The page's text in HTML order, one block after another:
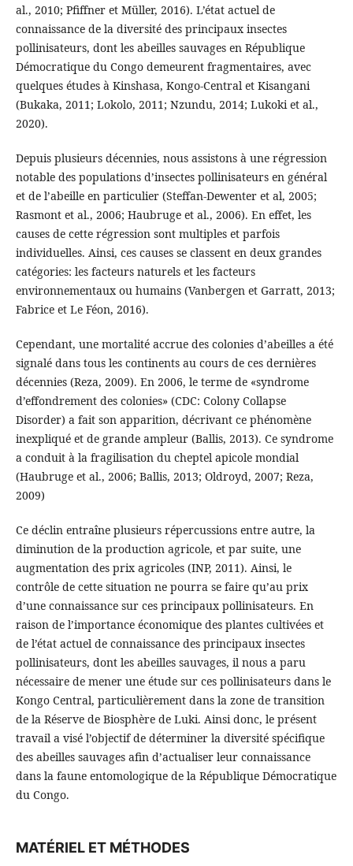
al., 2010; Pfiffner et Müller, 2016). L’état actuel de
connaissance de la diversité des principaux insectes
pollinisateurs, dont les abeilles sauvages en République
Démocratique du Congo demeurent fragmentaires, avec
quelques études à Kinshasa, Kongo-Central et Kisangani
(Bukaka, 2011; Lokolo, 2011; Nzundu, 2014; Lukoki et al.,
2020).
Depuis plusieurs décennies, nous assistons à une régression
notable des populations d’insectes pollinisateurs en général
et de l’abeille en particulier (Steffan-Dewenter et al, 2005;
Rasmont et al., 2006; Haubruge et al., 2006). En effet, les
causes de cette régression sont multiples et parfois
individuelles. Ainsi, ces causes se classent en deux grandes
catégories: les facteurs naturels et les facteurs
environnementaux ou humains (Vanbergen et Garratt, 2013;
Fabrice et Le Féon, 2016).
Cependant, une mortalité accrue des colonies d’abeilles a été
signalé dans tous les continents au cours de ces dernières
décennies (Reza, 2009). En 2006, le terme de «syndrome
d’effondrement des colonies» (CDC: Colony Collapse
Disorder) a fait son apparition, décrivant ce phénomène
inexpliqué et de grande ampleur (Ballis, 2013). Ce syndrome
a conduit à la fragilisation du cheptel apicole mondial
(Haubruge et al., 2006; Ballis, 2013; Oldroyd, 2007; Reza,
2009)
Ce déclin entraîne plusieurs répercussions entre autre, la
diminution de la production agricole, et par suite, une
augmentation des prix agricoles (INP, 2011). Ainsi, le
contrôle de cette situation ne pourra se faire qu’au prix
d’une connaissance sur ces principaux pollinisateurs. En
raison de l’importance économique des plantes cultivées et
de l’état actuel de connaissance des principaux insectes
pollinisateurs, dont les abeilles sauvages, il nous a paru
nécessaire de mener une étude sur ces pollinisateurs dans le
Kongo Central, particulièrement dans la zone de transition
de la Réserve de Biosphère de Luki. Ainsi donc, le présent
travail a visé l’objectif de déterminer la diversité spécifique
des abeilles sauvages afin d’actualiser leur connaissance
dans la faune entomologique de la République Démocratique
du Congo.
MATÉRIEL ET MÉTHODES